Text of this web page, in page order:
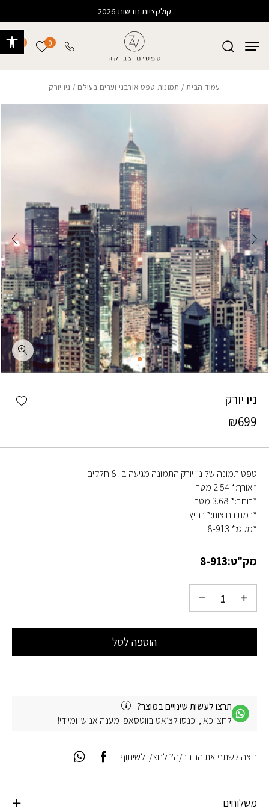
קולקציות חדשות 2026
0 הרשימה
עמוד הבית/ תמונות טפט אורבני וערים בעולם / ניו יורק
ניו יורק
₪699
טפט תמונה של ניו יורק.התמונה מגיעה ב- 8 חלקים.
*אורך:* 2.54 מטר
*רוחב:* 3.68 מטר
*רמת רחיצות:* רחיץ
*מקט:* 8-913
מק"ט:8-913
הוספה לסל
תרצו לעשות שינויים במוצר?
לחצו כאן, וכנסו לצ׳אט בווטסאפ. מענה אנושי ומיידי!
משלוחים
רוצה לשתף את החבר/ה? לחצ/י לשיתוף: